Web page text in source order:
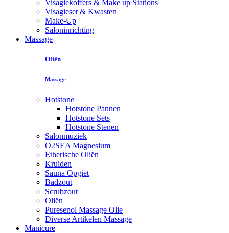
Visagiekoffers & Make up Stations
Visagieset & Kwasten
Make-Up
Saloninrichting
Massage
Oliën
Massage
Hotstone
Hotstone Pannen
Hotstone Sets
Hotstone Stenen
Salonmuziek
O2SEA Magnesium
Etherische Oliën
Kruiden
Sauna Opgiet
Badzout
Scrubzout
Oliën
Puresenol Massage Olie
Diverse Artikelen Massage
Manicure